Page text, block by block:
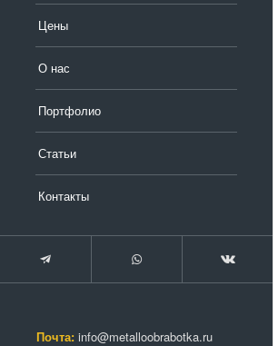
Цены
О нас
Портфолио
Статьи
Контакты
Почта: info@metalloobrabotka.ru